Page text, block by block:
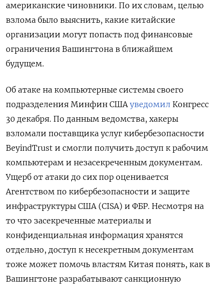
американские чиновники. По их словам, целью
взлома было выяснить, какие китайские
организации могут попасть под финансовые
ограничения Вашингтона в ближайшем
будущем.
Об атаке на компьютерные системы своего
подразделения Минфин СШАуведомил Конгресс
30 декабря. По данным ведомства, хакеры
взломали поставщика услуг кибербезопасности
BeyindTrust и смогли получить доступ к рабочим
компьютерам и незасекреченным документам.
Ущерб от атаки до сих пор оценивается
Агентством по кибербезопасности и защите
инфраструктуры США (CISA) и ФБР. Несмотря на
то что засекреченные материалы и
конфиденциальная информация хранятся
отдельно, доступ к несекретным документам
тоже может помочь властям Китая понять, как в
Вашингтоне разрабатывают санкционную